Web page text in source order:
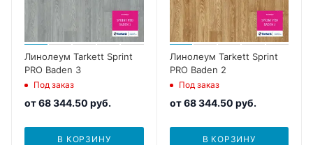
Линолеум Tarkett Sprint
PRO Baden 3
Под заказ
от68 344.50 руб.
В КОРЗИНУ
Линолеум Tarkett Sprint
PRO Baden 2
Под заказ
от68 344.50 руб.
В КОРЗИНУ